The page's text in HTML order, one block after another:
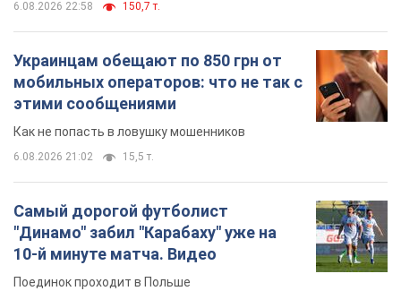
6.08.2026 22:58 150,7 т.
Украинцам обещают по 850 грн от
мобильных операторов: что не так с
этими сообщениями
Как не попасть в ловушку мошенников
6.08.2026 21:02 15,5 т.
Самый дорогой футболист
"Динамо" забил "Карабаху" уже на
10-й минуте матча. Видео
Поединок проходит в Польше